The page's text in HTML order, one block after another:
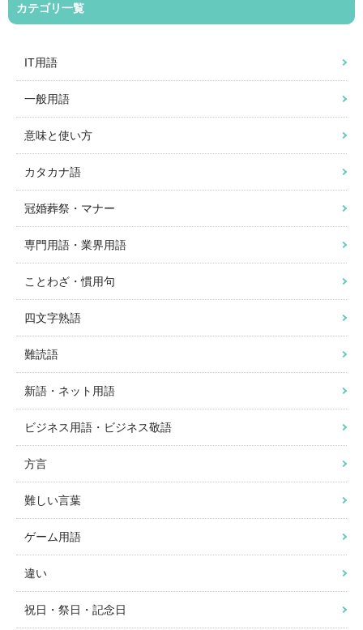
カテゴリ一覧
IT用語
一般用語
意味と使い方
カタカナ語
冠婚葬祭・マナー
専門用語・業界用語
ことわざ・慣用句
四文字熟語
難読語
新語・ネット用語
ビジネス用語・ビジネス敬語
方言
難しい言葉
ゲーム用語
違い
祝日・祭日・記念日